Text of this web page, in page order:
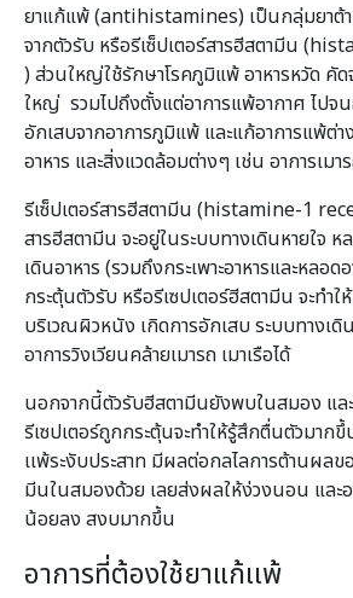
ยาแก้แพ้ (antihistamines) เป็นกลุ่มยาต้
จากตัวรับ หรือรีเซ็ปเตอร์สารฮีสตามีน
) ส่วนใหญ่ใช้รักษาโรคภูมิแพ้ อาหารหวัด คัด
ใหญ่ รวมไปถึงตั้งแต่อาการแพ้อากาศ ไปจ
อักเสบจากอาการภูมิแพ้ และแก้อาการแพ้ต่
อาหาร และสิ่งแวดล้อมต่างๆ เช่น อาการเมาร
รีเซ็ปเตอร์สารฮีสตามีน (histamine-1
สารฮีสตามีน จะอยู่ในระบบทางเดินหายใจ ห
เดินอาหาร (รวมถึงกระเพาะอาหารและหลอด
กระตุ้นตัวรับ หรือรีเซปเตอร์ฮีสตามีน จะทำ
บริเวณผิวหนัง เกิดการอักเสบ ระบบทางเ
อาการวิงเวียนคล้ายเมารถ เมาเรือได้
นอกจากนี้ตัวรับฮีสตามีนยังพบในสมอง แล
รีเซปเตอร์ถูกกระตุ้นจะทำให้รู้สึกตื่นตัวมา
เเพ้ระงับประสาท มีผลต่อกลไลการต้านผลข
มีนในสมองด้วย เลยส่งผลให้ง่วงนอน และอ
น้อยลง สงบมากขึ้น
อาการที่ต้องใช้ยาแก้เเพ้